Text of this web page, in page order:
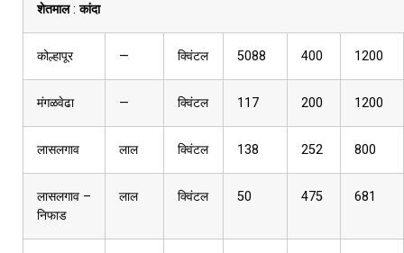
शेतमाल:कांदा
कोल्हापूर — क्विंटल 5088 400 1200
मंगळवेढा — क्विंटल 117 200 1200
लासलगाव लाल क्विंटल 138 252 800
लासलगाव –
निफाड
लाल क्विंटल 50 475 681